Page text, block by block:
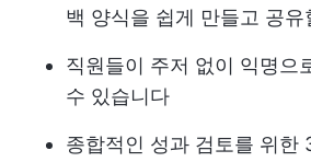
백 양식을 쉽게 만들고 공
직원들이 주저 없이 익명으
수 있습니다
종합적인 성과 검토를 위한